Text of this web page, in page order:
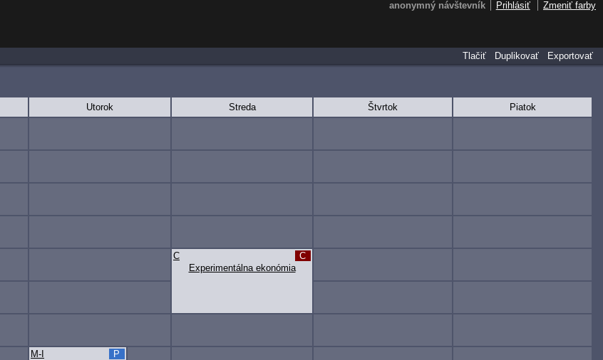
Utorok Streda Štvrtok
Piatok
Experimentálna ekonómia
C C
M-I P
Tlačiť
Duplikovať Exportovať
anonymný návštevník Prihlásiť Zmeniť farby